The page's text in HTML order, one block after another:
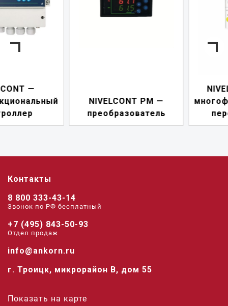
NIVELCONT PM —
преобразователь
NIVELCONT PKK —
переключатель
Контакты
8 800 333-43-14
Звонок по РФ беcплатный
+7 (495) 843-50-93
Отдел продаж
info@ankorn.ru
г. Троицк, микрорайон В, дом 55
Показать на карте